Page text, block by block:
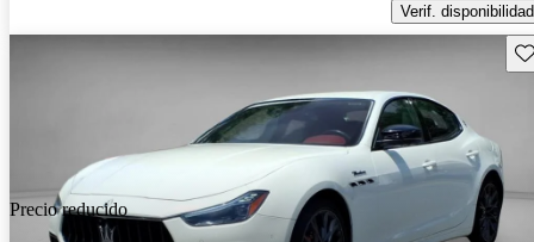
Verif. disponibilidad
Precio reducido